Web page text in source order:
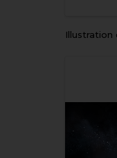
illustration of five parachutes